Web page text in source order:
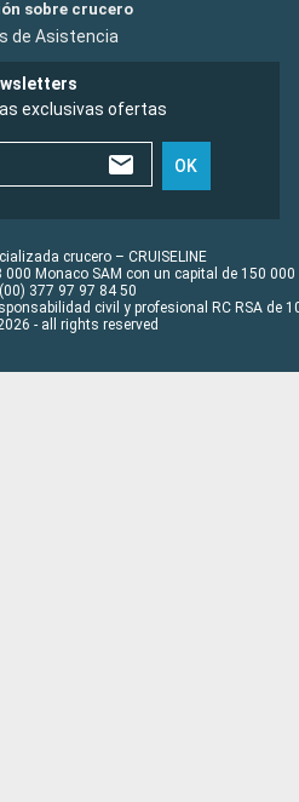
sobre crucero
de Asistencia
exclusivas ofertas
OK
crucero – CRUISELINE
Monaco SAM con un capital de 150 000
377 97 97 84 50
civil y profesional RC RSA de
- all rights reserved